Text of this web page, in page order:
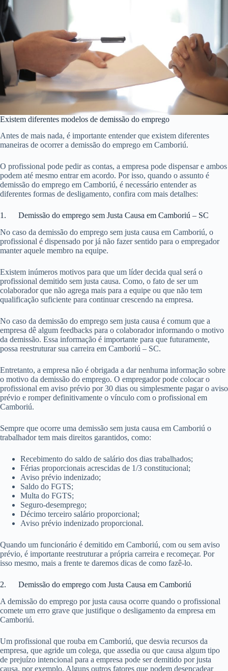
Existem diferentes modelos de demissão do emprego
Antes de mais nada, é importante entender que existem diferentes
maneiras de ocorrer a demissão do emprego em Camboriú.
O profissional pode pedir as contas, a empresa pode dispensar e ambos
podem até mesmo entrar em acordo. Por isso, quando o assunto é
demissão do emprego em Camboriú, é necessário entender as
diferentes formas de desligamento, confira com mais detalhes:
1. Demissão do emprego sem Justa Causa em Camboriú – SC
No caso da demissão do emprego sem justa causa em Camboriú, o
profissional é dispensado por já não fazer sentido para o empregador
manter aquele membro na equipe.
Existem inúmeros motivos para que um líder decida qual será o
profissional demitido sem justa causa. Como, o fato de ser um
colaborador que não agrega mais para a equipe ou que não tem
qualificação suficiente para continuar crescendo na empresa.
No caso da demissão do emprego sem justa causa é comum que a
empresa dê algum feedbacks para o colaborador informando o motivo
da demissão. Essa informação é importante para que futuramente,
possa reestruturar sua carreira em Camboriú – SC.
Entretanto, a empresa não é obrigada a dar nenhuma informação sobre
o motivo da demissão do emprego. O empregador pode colocar o
profissional em aviso prévio por 30 dias ou simplesmente pagar o aviso
prévio e romper definitivamente o vínculo com o profissional em
Camboriú.
Sempre que ocorre uma demissão sem justa causa em Camboriú o
trabalhador tem mais direitos garantidos, como:
Recebimento do saldo de salário dos dias trabalhados;
Férias proporcionais acrescidas de 1/3 constitucional;
Aviso prévio indenizado;
Saldo do FGTS;
Multa do FGTS;
Seguro-desemprego;
Décimo terceiro salário proporcional;
Aviso prévio indenizado proporcional.
Quando um funcionário é demitido em Camboriú, com ou sem aviso
prévio, é importante reestruturar a própria carreira e recomeçar. Por
isso mesmo, mais a frente te daremos dicas de como fazê-lo.
2. Demissão do emprego com Justa Causa em Camboriú
A demissão do emprego por justa causa ocorre quando o profissional
comete um erro grave que justifique o desligamento da empresa em
Camboriú.
Um profissional que rouba em Camboriú, que desvia recursos da
empresa, que agride um colega, que assedia ou que causa algum tipo
de prejuízo intencional para a empresa pode ser demitido por justa
causa, por exemplo. Alguns outros fatores que podem desencadear